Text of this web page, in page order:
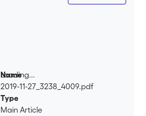
Loading...
Loading...
Name
2019-11-27_3238_4009.pdf
Type
Main Article